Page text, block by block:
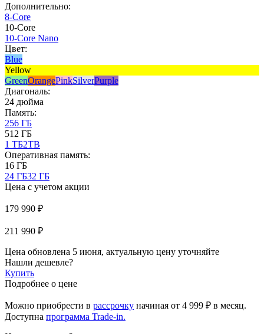
Дополнительно:
8-Core
10-Core
10-Core Nano
Цвет:
Blue
Yellow
GreenOrangePinkSilverPurple
Диагональ:
24 дюйма
Память:
256 ГБ
512 ГБ
1 ТБ2TB
Оперативная память:
16 ГБ
24 ГБ32 ГБ
Цена с учетом акции
179 990 ₽
211 990 ₽
Цена обновлена 5 июня, актуальную цену уточняйте
Нашли дешевле?
Купить
Подробнее о цене
Можно приобрести в рассрочку начиная от 4 999 ₽ в месяц.
Доступна программа Trade-in.